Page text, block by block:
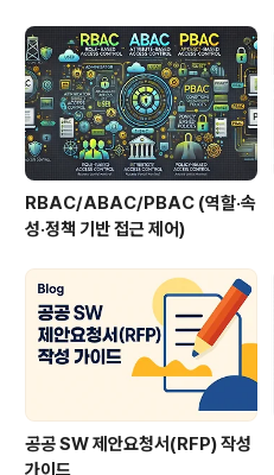
RBAC/ABAC/PBAC (역할·속
성·정책 기반 접근 제어)
공공 SW 제안요청서(RFP) 작성
가이드